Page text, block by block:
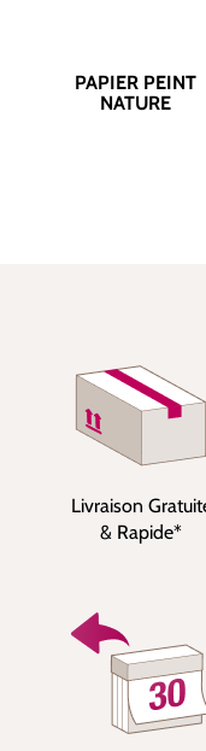
PAPIER PEINT
NATURE
Livraison
& Rapide*